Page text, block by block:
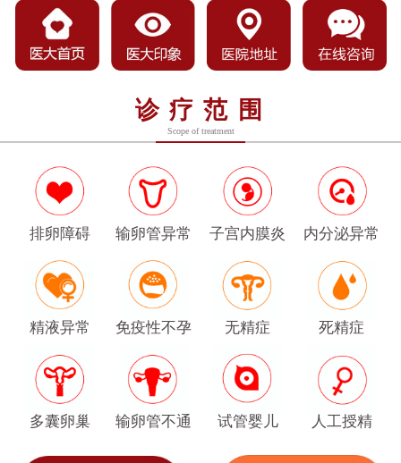
诊疗范围
Scope of treatment
排卵障碍 输卵管异常 子宫内膜炎 内分泌异常
精液异常 免疫性不孕 无精症 死精症
多囊卵巢 输卵管不通 试管婴儿 人工授精